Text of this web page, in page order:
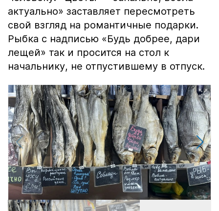
актуально» заставляет пересмотреть
свой взгляд на романтичные подарки.
Рыбка с надписью «Будь добрее, дари
лещей» так и просится на стол к
начальнику, не отпустившему в отпуск.